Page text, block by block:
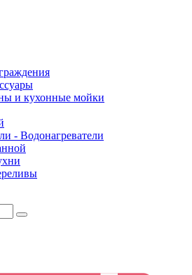
и кухонные мойки
- Водонагреватели